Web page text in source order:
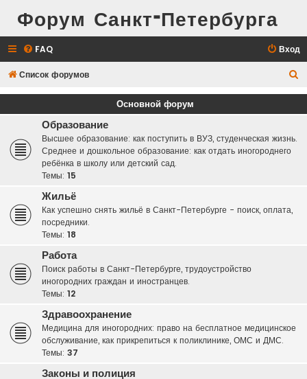
Форум Санкт-Петербурга
FAQ Вход
Список форумов
о
Основной форум
Образование
Высшее образование: как поступить в ВУЗ, студенческая жизнь.
Среднее и дошкольное образование: как отдать иногороднего
ребёнка в школу или детский сад.
Темы: 15
Жильё
Как успешно снять жильё в Санкт-Петербурге - поиск, оплата,
посредники.
Темы: 18
Работа
Поиск работы в Санкт-Петербурге, трудоустройство
иногородних граждан и иностранцев.
Темы: 12
Здравоохранение
Медицина для иногородних: право на бесплатное медицинское
обслуживание, как прикрепиться к поликлинике, ОМС и ДМС.
Темы: 37
Законы и полиция